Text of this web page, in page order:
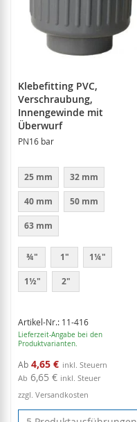
Klebefitting PVC,
Verschraubung,
Innengewinde mit
Überwurf
PN16 bar
Artikel-Nr.: 11-416
Lieferzeit-Angabe bei den
Produktvarianten.
Ab 4,65 €
Ab 6,65 € inkl. Steuer
25 mm 32 mm
40 mm 50 mm
63 mm
¾" 1" 1¼"
1½" 2"
zzgl. Versandkosten